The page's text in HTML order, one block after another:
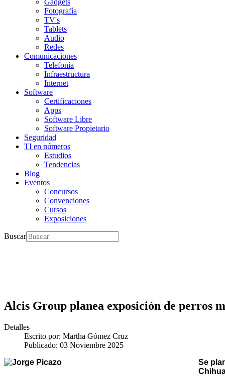
Gadgets
Fotografía
TV's
Tablets
Audio
Redes
Comunicaciones
Telefonía
Infraestructura
Internet
Software
Certificaciones
Apps
Software Libre
Software Propietario
Seguridad
TI en números
Estudios
Tendencias
Blog
Eventos
Concursos
Convenciones
Cursos
Exposiciones
Buscar
Alcis Group planea exposición de perros
Detalles
Escrito por: Martha Gómez Cruz
Publicado: 03 Noviembre 2025
Se